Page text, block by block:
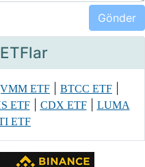
ETF BTCC ETF
ETF| CDX ETF|
LUMA
ETF